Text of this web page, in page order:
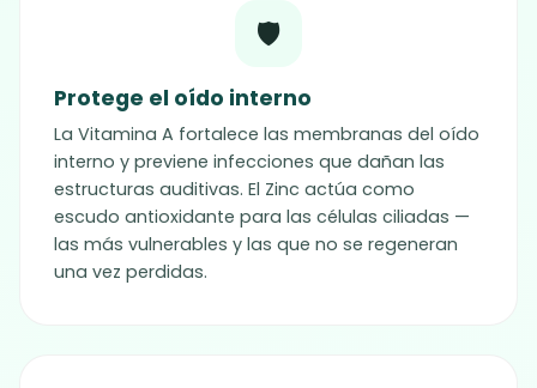
🛡️
Protege el oído interno
La Vitamina A fortalece las membranas del oído
interno y previene infecciones que dañan las
estructuras auditivas. El Zinc actúa como
escudo antioxidante para las células ciliadas —
las más vulnerables y las que no se regeneran
una vez perdidas.